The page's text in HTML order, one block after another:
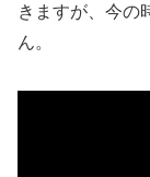
きますが、今の
ん。